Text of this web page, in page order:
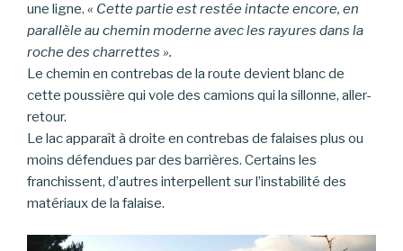
une ligne. « Cette partie est restée intacte encore, en
parallèle au chemin moderne avec les rayures dans la
roche des charrettes ».
Le chemin en contrebas de la route devient blanc de
cette poussière qui vole des camions qui la sillonne, aller-
retour.
Le lac apparaît à droite en contrebas de falaises plus ou
moins défendues par des barrières. Certains les
franchissent, d’autres interpellent sur l’instabilité des
matériaux de la falaise.